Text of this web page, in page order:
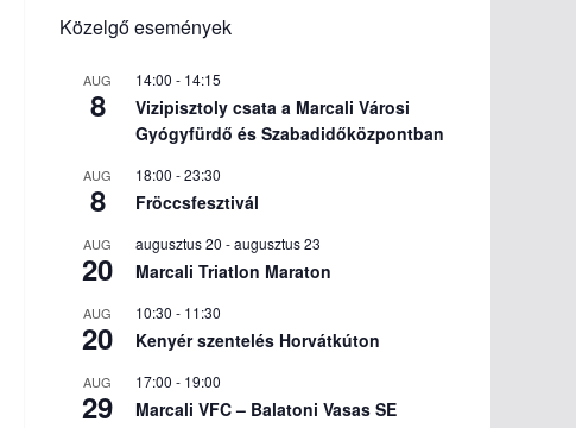
Közelgő események
AUG
8
14:00 - 14:15
Vizipisztoly csata a Marcali Városi
Gyógyfürdő és Szabadidőközpontban
AUG
8
18:00 -23:30
Fröccsfesztivál
AUG
20
augusztus 20 -augusztus 23
Marcali Triatlon Maraton
AUG
20
10:30 - 11:30
Kenyér szentelés Horvátkúton
AUG
29
17:00 - 19:00
Marcali VFC – Balatoni Vasas SE